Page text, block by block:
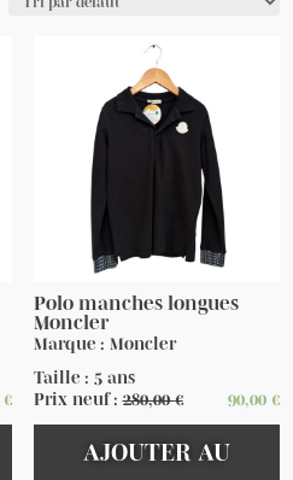
€
Polo manches longues
Moncler
Marque : Moncler
Taille : 5 ans
Prix neuf :280,00€ 90,00 €
AJOUTER AU